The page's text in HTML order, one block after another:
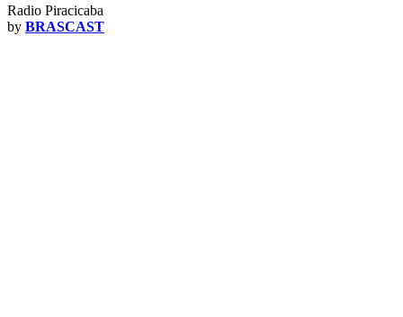
Radio Piracicaba
by BRASCAST